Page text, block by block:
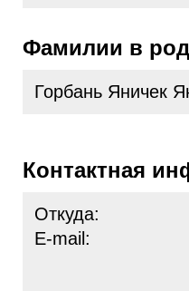
Фамилии в
Горбань Яничек
Контактная
Откуда:
E-mail: